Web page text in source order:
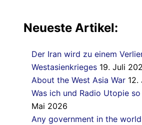
Neueste Artikel:
Der Iran wird zu einem
Westasienkrieges 19. Juli
About the West Asia War 12.
Was ich und Radio Utopie
Mai 2026
Any government in the